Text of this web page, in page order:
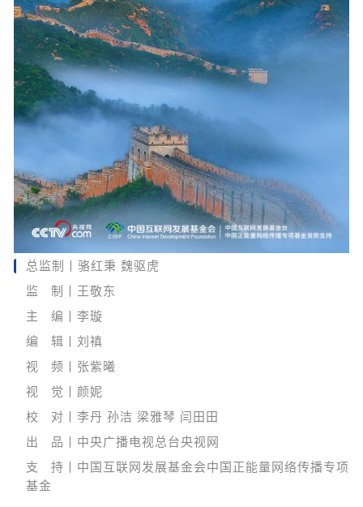
总监制丨骆红秉 魏驱虎
监 制丨王敬东
主 编丨李璇
编 辑丨刘禛
视 频丨张紫曦
视 觉丨颜妮
校 对丨李丹 孙洁 梁雅琴 闫田田
出 品丨中央广播电视总台央视网
支 持丨中国互联网发展基金会中国正能量网络传播专项
基金